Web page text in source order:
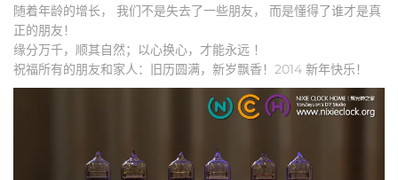
随着年龄的增长， 我们不是失去了一些朋友， 而是懂得了谁才是真
正的朋友！
缘分万千，顺其自然；以心换心，才能永远 ！
祝福所有的朋友和家人：旧历圆满，新岁飘香！2014 新年快乐！